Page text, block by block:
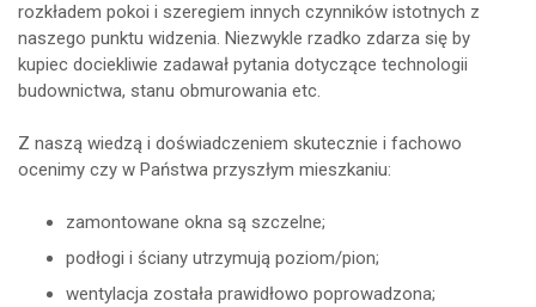
rozkładem pokoi i szeregiem innych czynników istotnych z
naszego punktu widzenia. Niezwykle rzadko zdarza się by
kupiec dociekliwie zadawał pytania dotyczące technologii
budownictwa, stanu obmurowania etc.
Z naszą wiedzą i doświadczeniem skutecznie i fachowo
ocenimy czy w Państwa przyszłym mieszkaniu:
zamontowane okna są szczelne;
podłogi i ściany utrzymują poziom/pion;
wentylacja została prawidłowo poprowadzona;